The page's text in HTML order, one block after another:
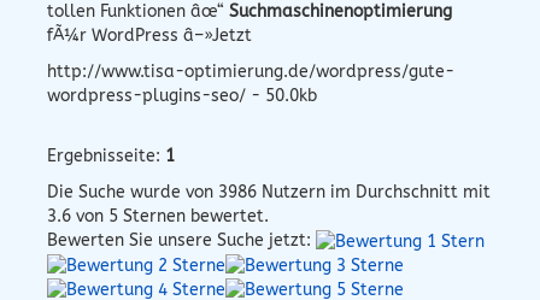
tollen Funktionen âœ“ Suchmaschinenoptimierung
fÃ¼r WordPress â–»Jetzt
http://www.tisa-optimierung.de/wordpress/gute-
wordpress-plugins-seo/ - 50.0kb
Ergebnisseite: 1
Die Suche wurde von 3986 Nutzern im Durchschnitt mit
3.6 von 5 Sternen bewertet.
Bewerten Sie unsere Suche jetzt: